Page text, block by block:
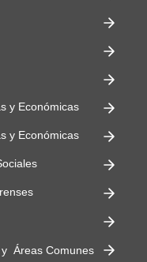
y Económicas
y Económicas
Áreas Comunes